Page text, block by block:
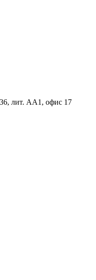
лит. АА1, офис 17